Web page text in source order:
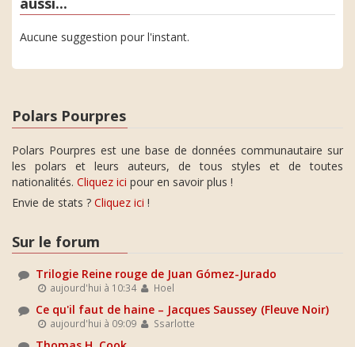
Aucune suggestion pour l'instant.
Polars Pourpres
Polars Pourpres est une base de données communautaire sur
les polars et leurs auteurs, de tous styles et de toutes
nationalités. Cliquez ici pour en savoir plus !
Envie de stats ? Cliquez ici !
Sur le forum
Trilogie Reine rouge de Juan Gómez-Jurado
aujourd'hui à 10:34 Hoel
Ce qu'il faut de haine – Jacques Saussey (Fleuve Noir)
aujourd'hui à 09:09 Ssarlotte